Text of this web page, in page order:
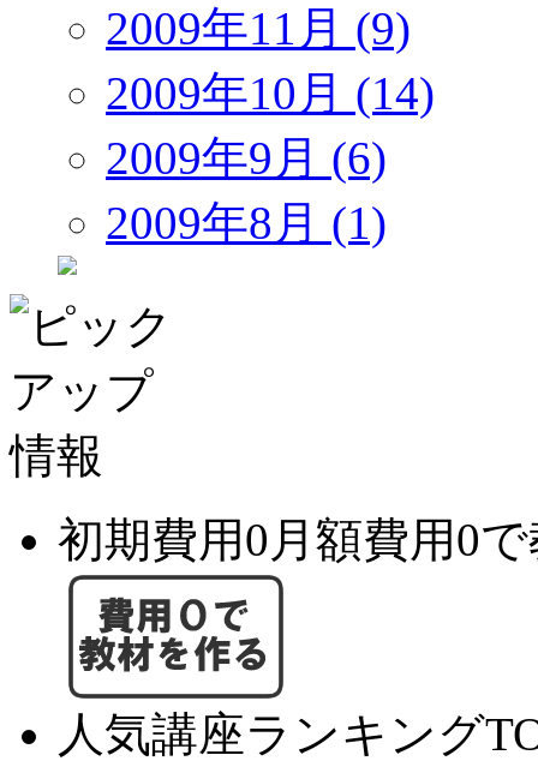
2009年11月 (9)
2009年10月 (14)
2009年9月 (6)
2009年8月 (1)
初期費用0月額費用0
人気講座ランキング